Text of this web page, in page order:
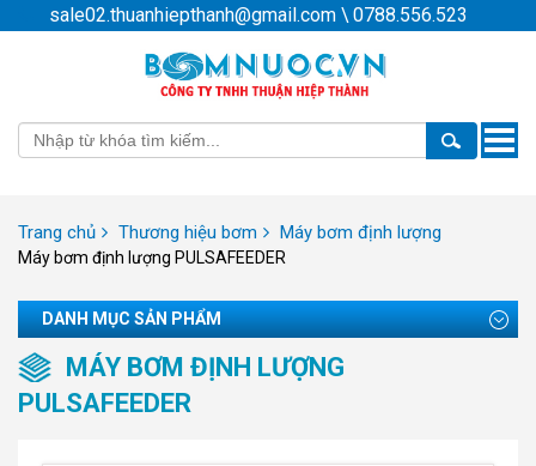
sale02.thuanhiepthanh@gmail.com \ 0788.556.523
Toggle
Trang chủ Thương hiệu bơm Máy bơm định lượng
Máy bơm định lượng PULSAFEEDER
DANH MỤC SẢN PHẨM
MÁY BƠM ĐỊNH LƯỢNG
PULSAFEEDER